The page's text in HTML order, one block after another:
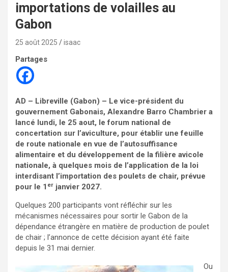
importations de volailles au
Gabon
25 août 2025 isaac
Partages
AD – Libreville (Gabon) – Le vice-président du
gouvernement Gabonais, Alexandre Barro Chambrier a
lancé lundi, le 25 aout, le forum national de
concertation sur l’aviculture, pour établir une feuille
de route nationale en vue de l’autosuffisance
alimentaire et du développement de la filière avicole
nationale, à quelques mois de l’application de la loi
interdisant l’importation des poulets de chair, prévue
pour le 1 er janvier 2027.
Quelques 200 participants vont réfléchir sur les
mécanismes nécessaires pour sortir le Gabon de la
dépendance étrangère en matière de production de poulet
de chair ; l’annonce de cette décision ayant été faite
depuis le 31 mai dernier.
Ou